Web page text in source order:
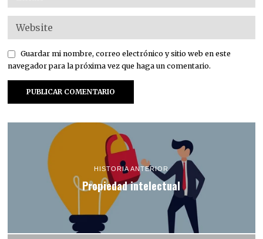
Guardar mi nombre, correo electrónico y sitio web en este
navegador para la próxima vez que haga un comentario.
HISTORIA ANTERIOR
Propiedad intelectual